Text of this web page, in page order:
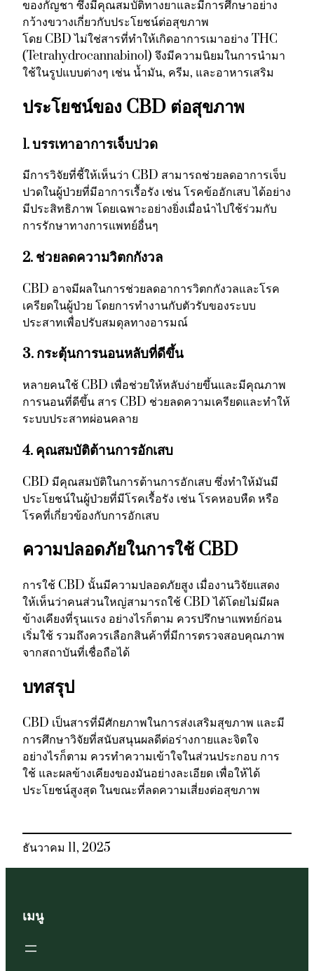
ของกัญชา ซึ่งมีคุณสมบัติทางยาและมีการศึกษาอย่าง
กว้างขวางเกี่ยวกับประโยชน์ต่อสุขภาพ
โดย CBD ไม่ใช่สารที่ทำให้เกิดอาการเมาอย่าง THC
(Tetrahydrocannabinol) จึงมีความนิยมในการนำมา
ใช้ในรูปแบบต่างๆ เช่น น้ำมัน, ครีม, และอาหารเสริม
ประโยชน์ของ CBD ต่อสุขภาพ
1. บรรเทาอาการเจ็บปวด
มีการวิจัยที่ชี้ให้เห็นว่า CBD สามารถช่วยลดอาการเจ็บ
ปวดในผู้ป่วยที่มีอาการเรื้อรัง เช่น โรคข้ออักเสบ ได้อย่าง
มีประสิทธิภาพ โดยเฉพาะอย่างยิ่งเมื่อนำไปใช้ร่วมกับ
การรักษาทางการแพทย์อื่นๆ
2. ช่วยลดความวิตกกังวล
CBD อาจมีผลในการช่วยลดอาการวิตกกังวลและโรค
เครียดในผู้ป่วย โดยการทำงานกับตัวรับของระบบ
ประสาทเพื่อปรับสมดุลทางอารมณ์
3. กระตุ้นการนอนหลับที่ดีขึ้น
หลายคนใช้ CBD เพื่อช่วยให้หลับง่ายขึ้นและมีคุณภาพ
การนอนที่ดีขึ้น สาร CBD ช่วยลดความเครียดและทำให้
ระบบประสาทผ่อนคลาย
4. คุณสมบัติต้านการอักเสบ
CBD มีคุณสมบัติในการต้านการอักเสบ ซึ่งทำให้มันมี
ประโยชน์ในผู้ป่วยที่มีโรคเรื้อรัง เช่น โรคหอบหืด หรือ
โรคที่เกี่ยวข้องกับการอักเสบ
ความปลอดภัยในการใช้ CBD
การใช้ CBD นั้นมีความปลอดภัยสูง เมื่องานวิจัยแสดง
ให้เห็นว่าคนส่วนใหญ่สามารถใช้ CBD ได้โดยไม่มีผล
ข้างเคียงที่รุนแรง อย่างไรก็ตาม ควรปรึกษาแพทย์ก่อน
เริ่มใช้ รวมถึงควรเลือกสินค้าที่มีการตรวจสอบคุณภาพ
จากสถาบันที่เชื่อถือได้
บทสรุป
CBD เป็นสารที่มีศักยภาพในการส่งเสริมสุขภาพ และมี
การศึกษาวิจัยที่สนับสนุนผลดีต่อร่างกายและจิตใจ
อย่างไรก็ตาม ควรทำความเข้าใจในส่วนประกอบ การ
ใช้ และผลข้างเคียงของมันอย่างละเอียด เพื่อให้ได้
ประโยชน์สูงสุด ในขณะที่ลดความเสี่ยงต่อสุขภาพ
ธันวาคม 11, 2025
เมนู